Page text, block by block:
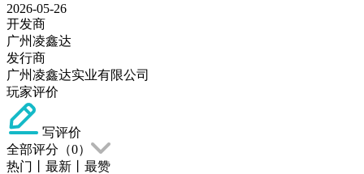
2026-05-26
开发商
广州凌鑫达
发行商
广州凌鑫达实业有限公司
玩家评价
写评价
全部评分（0）
热门
最新
最赞